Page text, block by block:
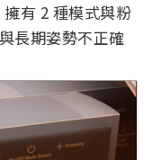
有 2 種模式與粉
長期姿勢不正確